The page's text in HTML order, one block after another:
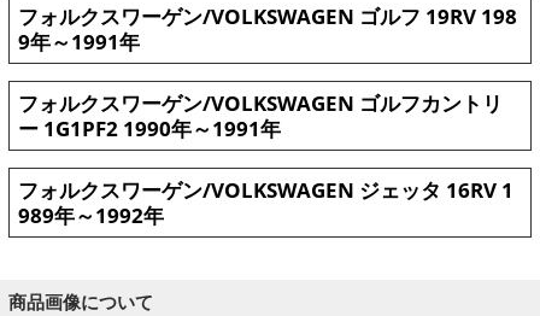
フォルクスワーゲン/VOLKSWAGEN ゴルフ 19RV 198
9年～1991年
フォルクスワーゲン/VOLKSWAGEN ゴルフカントリ
ー 1G1PF2 1990年～1991年
フォルクスワーゲン/VOLKSWAGEN ジェッタ 16RV 1
989年～1992年
商品画像について